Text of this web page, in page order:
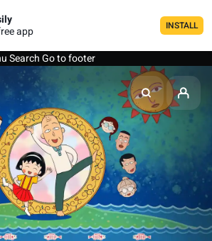
app
INSTALL
SearchGo to footer